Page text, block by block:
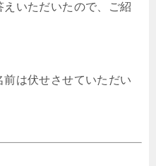
いただいたので、ご紹
は伏せさせていただい